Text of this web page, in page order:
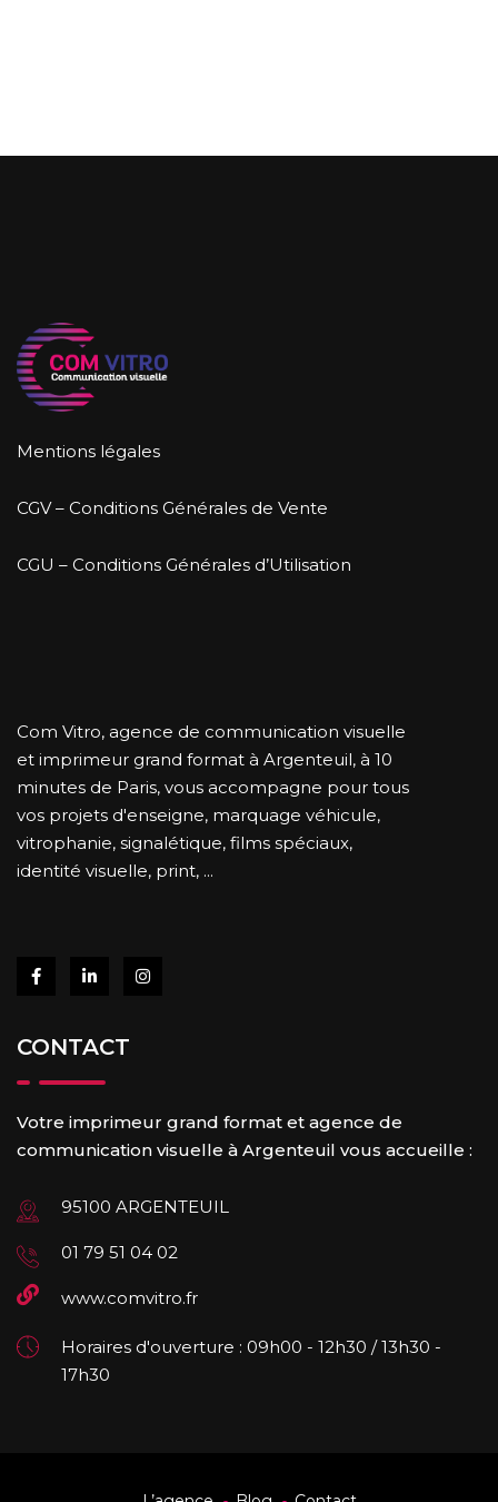
Mentions légales
CGV – Conditions Générales de Vente
CGU – Conditions Générales d’Utilisation
Com Vitro, agence de communication visuelle
et imprimeur grand format à Argenteuil, à 10
minutes de Paris, vous accompagne pour tous
vos projets d'enseigne, marquage véhicule,
vitrophanie, signalétique, films spéciaux,
identité visuelle, print, ...
CONTACT
Votre imprimeur grand format et agence de
communication visuelle à Argenteuil vous accueille :
95100 ARGENTEUIL
01 79 51 04 02
www.comvitro.fr
Horaires d'ouverture : 09h00 - 12h30 / 13h30 -
17h30